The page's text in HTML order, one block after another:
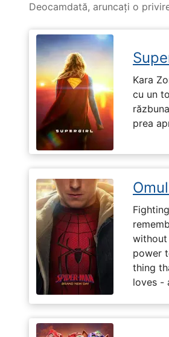
Deocamdată, aruncați o
Kara
cu un
prea
without
power
thing
loves -